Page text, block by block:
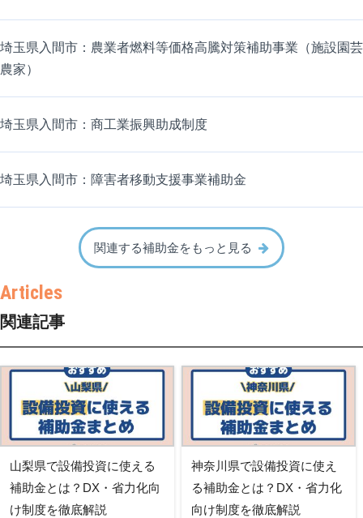
埼玉県入間市：農業者燃料等価格高騰対策補助事業（施設園芸
農家）
埼玉県入間市：商工業振興助成制度
埼玉県入間市：障害者移動支援事業補助金
関連する補助金をもっと見る
関連記事
山梨県で設備投資に使える
補助金とは？DX・省力化向
け制度を徹底解説
神奈川県で設備投資に使え
る補助金とは？DX・省力化
向け制度を徹底解説